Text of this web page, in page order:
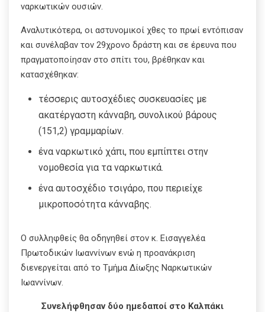
ναρκωτικών ουσιών.
Αναλυτικότερα, οι αστυνομικοί χθες το πρωί εντόπισαν
και συνέλαβαν τον 29χρονο δράστη και σε έρευνα που
πραγματοποίησαν στο σπίτι του, βρέθηκαν και
κατασχέθηκαν:
τέσσερις αυτοσχέδιες συσκευασίες με
ακατέργαστη κάνναβη, συνολικού βάρους
(151,2) γραμμαρίων.
ένα ναρκωτικό χάπι, που εμπίπτει στην
νομοθεσία για τα ναρκωτικά.
ένα αυτοσχέδιο τσιγάρο, που περιείχε
μικροποσότητα κάνναβης.
Ο συλληφθείς θα οδηγηθεί στον κ. Εισαγγελέα
Πρωτοδικών Ιωαννίνων ενώ η προανάκριση
διενεργείται από το Τμήμα Δίωξης Ναρκωτικών
Ιωαννίνων.
Συνελήφθησαν δύο ημεδαποί στο Καλπάκι